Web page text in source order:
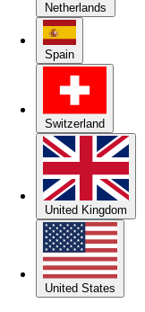
Netherlands
Spain
Switzerland
United Kingdom
United States